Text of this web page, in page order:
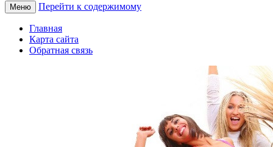
Меню Перейти к содержимому
Главная
Карта сайта
Обратная связь